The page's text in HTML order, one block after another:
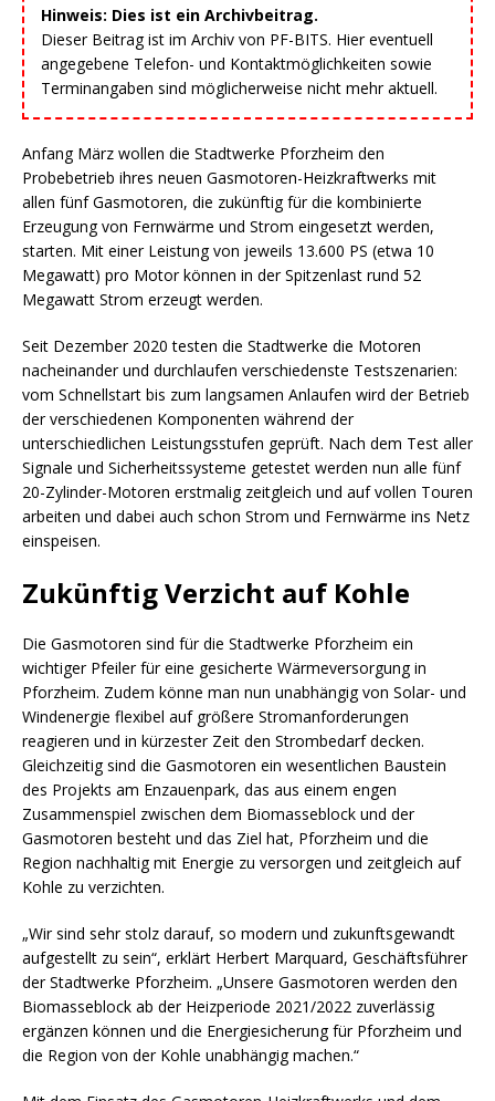
Hinweis: Dies ist ein Archivbeitrag.
Dieser Beitrag ist im Archiv von PF-BITS. Hier eventuell
angegebene Telefon- und Kontaktmöglichkeiten sowie
Terminangaben sind möglicherweise nicht mehr aktuell.
Anfang März wollen die Stadtwerke Pforzheim den
Probebetrieb ihres neuen Gasmotoren-Heizkraftwerks mit
allen fünf Gasmotoren, die zukünftig für die kombinierte
Erzeugung von Fernwärme und Strom eingesetzt werden,
starten. Mit einer Leistung von jeweils 13.600 PS (etwa 10
Megawatt) pro Motor können in der Spitzenlast rund 52
Megawatt Strom erzeugt werden.
Seit Dezember 2020 testen die Stadtwerke die Motoren
nacheinander und durchlaufen verschiedenste Testszenarien:
vom Schnellstart bis zum langsamen Anlaufen wird der Betrieb
der verschiedenen Komponenten während der
unterschiedlichen Leistungsstufen geprüft. Nach dem Test aller
Signale und Sicherheitssysteme getestet werden nun alle fünf
20-Zylinder-Motoren erstmalig zeitgleich und auf vollen Touren
arbeiten und dabei auch schon Strom und Fernwärme ins Netz
einspeisen.
Zukünftig Verzicht auf Kohle
Die Gasmotoren sind für die Stadtwerke Pforzheim ein
wichtiger Pfeiler für eine gesicherte Wärmeversorgung in
Pforzheim. Zudem könne man nun unabhängig von Solar- und
Windenergie flexibel auf größere Stromanforderungen
reagieren und in kürzester Zeit den Strombedarf decken.
Gleichzeitig sind die Gasmotoren ein wesentlichen Baustein
des Projekts am Enzauenpark, das aus einem engen
Zusammenspiel zwischen dem Biomasseblock und der
Gasmotoren besteht und das Ziel hat, Pforzheim und die
Region nachhaltig mit Energie zu versorgen und zeitgleich auf
Kohle zu verzichten.
„Wir sind sehr stolz darauf, so modern und zukunftsgewandt
aufgestellt zu sein“, erklärt Herbert Marquard, Geschäftsführer
der Stadtwerke Pforzheim. „Unsere Gasmotoren werden den
Biomasseblock ab der Heizperiode 2021/2022 zuverlässig
ergänzen können und die Energiesicherung für Pforzheim und
die Region von der Kohle unabhängig machen.“